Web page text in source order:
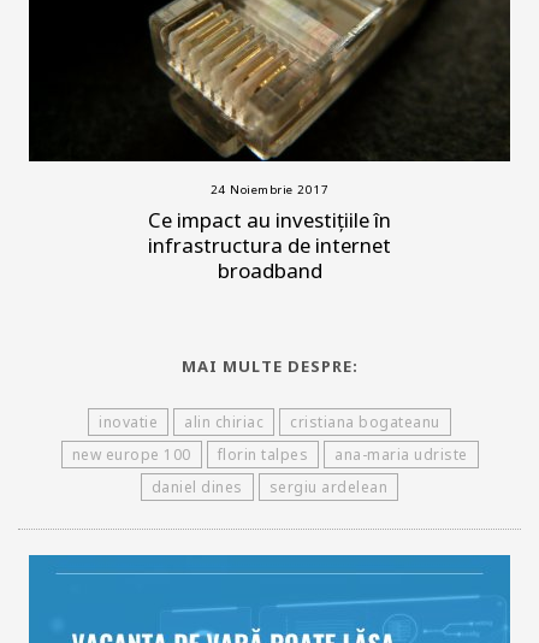
24 Noiembrie 2017
Ce impact au investițiile în
infrastructura de internet
broadband
MAI MULTE DESPRE:
inovatie alin chiriac
cristiana bogateanu
new europe 100
florin talpes
ana-maria udriste
daniel dines
sergiu ardelean